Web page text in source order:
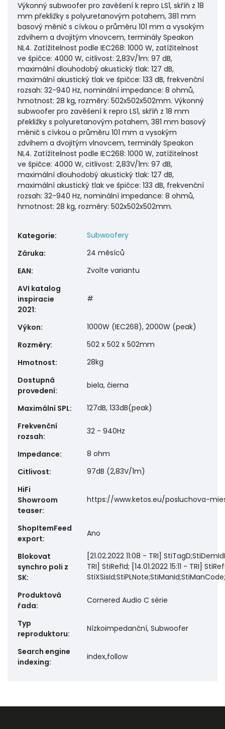
Výkonný subwoofer pro zavěšení k repro LS1, skříň z 18
mm překližky s polyuretanovým potahem, 381 mm
basový měnič s cívkou o průměru 101 mm a vysokým
zdvihem a dvojitým vlnovcem, terminály Speakon
NL4. Zatížitelnost podle IEC268: 1000 W, zatížitelnost
ve špičce: 4000 W, citlivost: 2,83V/1m: 97 dB,
maximální dlouhodobý akustický tlak: 127 dB,
maximální akustický tlak ve špičce: 133 dB, frekvenční
rozsah: 32-940 Hz, nominální impedance: 8 ohmů,
hmotnost: 28 kg, rozměry: 502x502x502mm. Výkonný
subwoofer pro zavěšení k repro LS1, skříň z 18 mm
překližky s polyuretanovým potahem, 381 mm basový
měnič s cívkou o průměru 101 mm a vysokým
zdvihem a dvojitým vlnovcem, terminály Speakon
NL4. Zatížitelnost podle IEC268: 1000 W, zatížitelnost
ve špičce: 4000 W, citlivost: 2,83V/1m: 97 dB,
maximální dlouhodobý akustický tlak: 127 dB,
maximální akustický tlak ve špičce: 133 dB, frekvenční
rozsah: 32-940 Hz, nominální impedance: 8 ohmů,
hmotnost: 28 kg, rozměry: 502x502x502mm.
Kategorie:
Subwoofery
Záruka:
24 měsíců
EAN:
Zvolte variantu
AVI katalog
inspiracie
2021:
#
Výkon:
1000W (IEC268), 2000W (peak)
Rozměry:
502 x 502 x 502mm
Hmotnost:
28kg
Dostupná
provedení:
biela, čierna
Maximální SPL:
127dB, 133dB(peak)
Frekvenční
rozsah:
32 - 940Hz
Impedance:
8 ohm
Citlivost:
97dB (2,83V/1m)
HiFi
Showroom
teaser:
https://www.ketos.eu/posluchova-
ShopItemFeed
export:
Ano
Blokovat
synchro poli z
SK:
[21.02.2022 11:08 - TRI]
TRI] StiRefId; [14.01.2022 15:11 - TRI]
Produktová
řada:
Cornered Audio C série
Typ
reproduktoru:
Nízkoimpedanční, Subwoofer
Search engine
indexing:
index,follow